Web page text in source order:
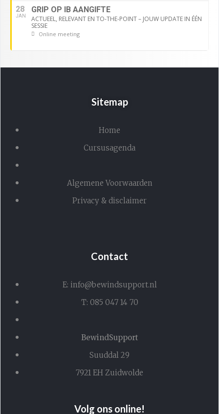
28
JAN
GRIP OP IB AANGIFTE
ACTUEEL, RELEVANT EN TO-THE-POINT – JOUW UPDATE IN ÉÉN
SESSIE
Online meeting
Sitemap
Home
Cursusagenda
Algemene Voorwaarden
Privacy & disclaimer
Contact
E: info@bewindsupport.nl
T: 085 047 14 70
BewindSupport
Suuddal 29
7921 EH Zuidwolde
Volg ons online!